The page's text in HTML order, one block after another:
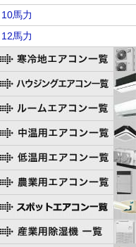
10馬力
12馬力